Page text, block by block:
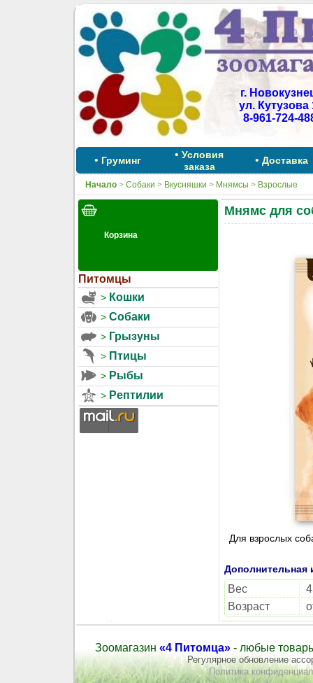
г.
ул. Кутузова
8-961-724-
• Груминг • Условия
заказа
• Доставка
Начало> Собаки > Вкусняшки > Мнямсы > Взрослые
Питомцы
Кошки
Собаки
Грызуны
Птицы
Рыбы
Рептилии
Мнямс для
Для взрослых
Дополнительная
Вес
Возраст
Зоомагазин «4 Питомца» - любые
Регулярное обновление
Политика